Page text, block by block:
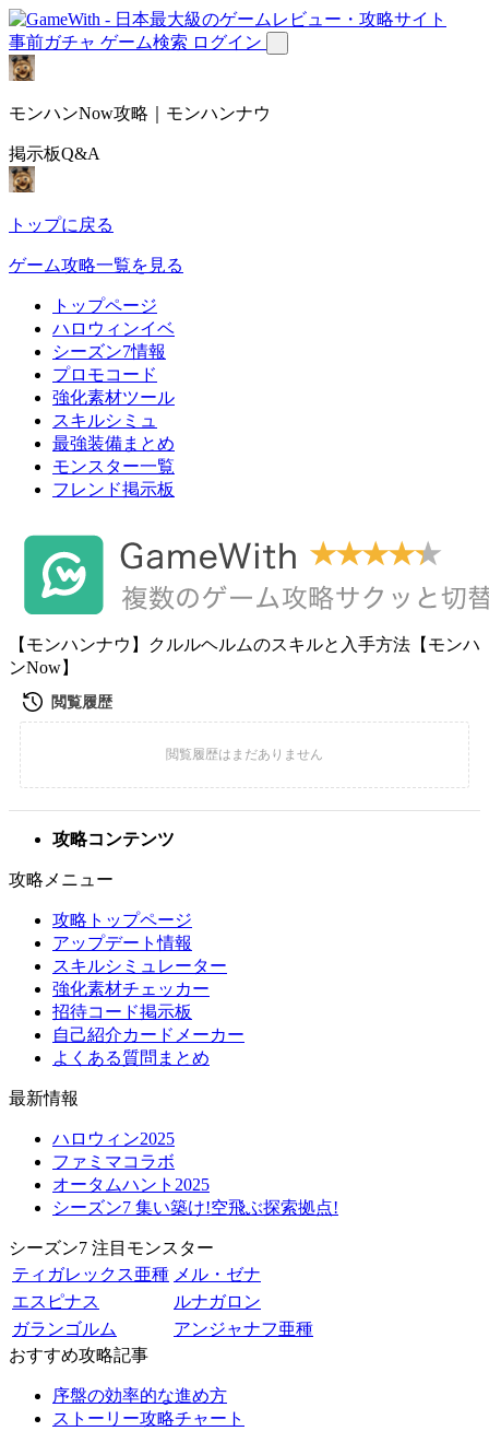
事前ガチャ ゲーム検索 ログイン
モンハンNow攻略｜モンハンナウ
掲示板Q&A
トップに戻る
ゲーム攻略一覧を見る
トップページ
ハロウィンイベ
シーズン7情報
プロモコード
強化素材ツール
スキルシミュ
最強装備まとめ
モンスター一覧
フレンド掲示板
【モンハンナウ】クルルヘルムのスキルと入手方法【モンハ
ンNow】
攻略コンテンツ
攻略メニュー
攻略トップページ
アップデート情報
スキルシミュレーター
強化素材チェッカー
招待コード掲示板
自己紹介カードメーカー
よくある質問まとめ
最新情報
ハロウィン2025
ファミマコラボ
オータムハント2025
シーズン7 集い築け!空飛ぶ探索拠点!
シーズン7 注目モンスター
ティガレックス亜種 メル・ゼナ
エスピナス
ルナガロン
ガランゴルム
アンジャナフ亜種
おすすめ攻略記事
序盤の効率的な進め方
ストーリー攻略チャート